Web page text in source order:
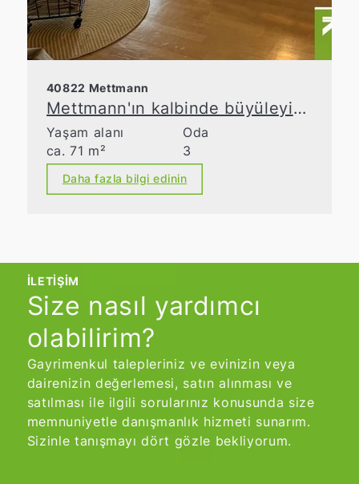
40822 Mettmann
Mettmann'ın kalbinde büyüleyici daire
Yaşam alanı
ca. 71 m²
Oda
3
Daha fazla bilgi edinin
İLETIŞIM
Size nasıl yardımcı
olabilirim?
Gayrimenkul talepleriniz ve evinizin veya
dairenizin değerlemesi, satın alınması ve
satılması ile ilgili sorularınız konusunda size
memnuniyetle danışmanlık hizmeti sunarım.
Sizinle tanışmayı dört gözle bekliyorum.